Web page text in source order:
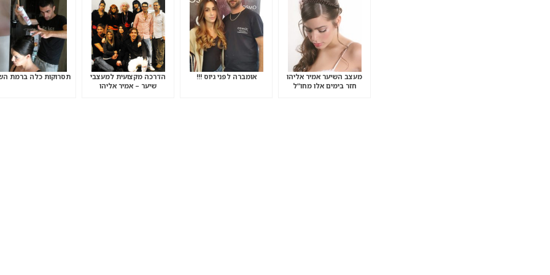
מעצב השיער אמיר אליהו
חזר בימים אלו מחו”ל
אומברה לפני גיוס !!!
הדרכה מקצועית למעצבי
שיער – אמיר אליהו
תסרוקות כלה ברמת